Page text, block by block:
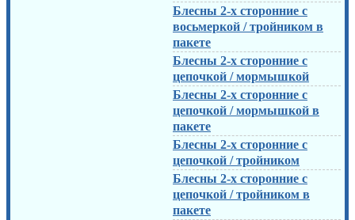
Блесны 2-х сторонние с
восьмеркой / тройником в
пакете
Блесны 2-х сторонние с
цепочкой / мормышкой
Блесны 2-х сторонние с
цепочкой / мормышкой в
пакете
Блесны 2-х сторонние с
цепочкой / тройником
Блесны 2-х сторонние с
цепочкой / тройником в
пакете